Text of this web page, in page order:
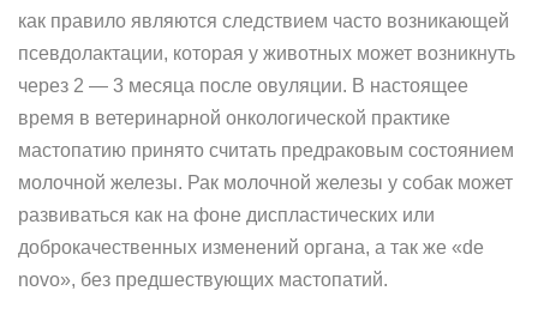
как правило являются следствием часто возникающей
псевдолактации, которая у животных может возникнуть
через 2 — 3 месяца после овуляции. В настоящее
время в ветеринарной онкологической практике
мастопатию принято считать предраковым состоянием
молочной железы. Рак молочной железы у собак может
развиваться как на фоне диспластических или
доброкачественных изменений органа, а так же «de
novo», без предшествующих мастопатий.